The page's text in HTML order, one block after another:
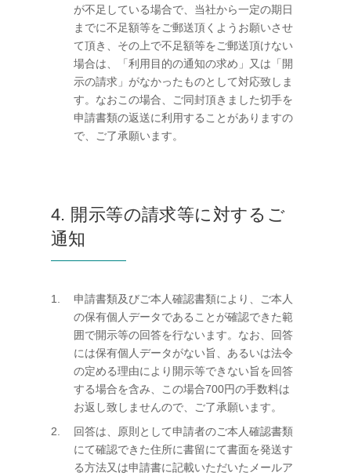
が不足している場合で、当社から一定の期日
までに不足額等をご郵送頂くようお願いさせ
て頂き、その上で不足額等をご郵送頂けない
場合は、「利用目的の通知の求め」又は「開
示の請求」がなかったものとして対応致しま
す。なおこの場合、ご同封頂きました切手を
申請書類の返送に利用することがありますの
で、ご了承願います。
4. 開示等の請求等に対するご
通知
申請書類及びご本人確認書類により、ご本人
の保有個人データであることが確認できた範
囲で開示等の回答を行ないます。なお、回答
には保有個人データがない旨、あるいは法令
の定める理由により開示等できない旨を回答
する場合を含み、この場合700円の手数料は
お返し致しませんので、ご了承願います。
回答は、原則として申請者のご本人確認書類
にて確認できた住所に書留にて書面を発送す
る方法又は申請書に記載いただいたメールア